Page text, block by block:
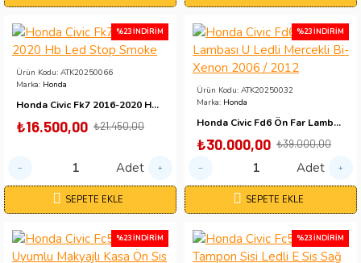
%23 İNDIRIM
Ürün Kodu: ATK20250066
Marka: Honda
Honda Civic Fk7 2016-2020 Hb Led Stop Smoke
₺16.500,00 ₺21.450,00
Adet
SEPETE EKLE
%23 İNDIRIM
Ürün Kodu: ATK20250032
Marka: Honda
Honda Civic Fd6 Ön Far Lambası U Ledli Mercekli Bi-Xenon 2006 / 2012
₺30.000,00 ₺39.000,00
Adet
SEPETE EKLE
%23 İNDIRIM %23 İNDIRIM